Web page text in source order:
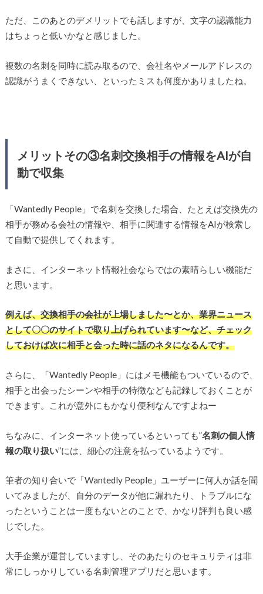
ただ、このあとのデメリットでも話しますが、文字の認識能力
はちょっと低いかなと感じました。
複数の名刺を同時に読み取るので、会社名やメールアドレスの
認識がうまくできない、といったミスも何度かありましたね。
メリットその③名刺交換相手の情報をAIが自
動で収集
「Wantedly People」で名刺を交換した場合、たとえば交換先の
相手が務める会社の情報や、相手に関連する情報をAIが検索し
て自動で提供してくれます。
まさに、インターネット情報社会ならではの素晴らしい機能だ
と思います。
例えば、交換相手の会社が上場しました〜とか、業界ニュース
として〇〇のサイトで取り上げられています〜など、チェック
しておけば次に相手と会った時に話のネタになるんです。
さらに、「Wantedly People」にはメモ機能もついているので、
相手と出会ったシーンや相手の特徴なども記録しておくことが
できます。これが意外にもかなり便利なんですよねー
ちなみに、インターネット使っているといっても”名刺の個人情
報の取り扱い”には、細心の注意を払っているようです。
筆者の知り合いで「Wantedly People」ユーザーに何人か話を聞
いてみましたが、自分のデータが他に漏れたり、トラブルにな
ったということは一度もないとのことで、かなり評判も良い感
じでした。
大手企業が運営していますし、そのあたりのセキュリティは非
常にしっかりしている名刺管理アプリだと思います。